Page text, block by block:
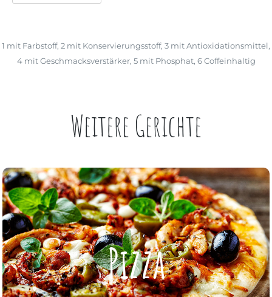
1 mit Farbstoff, 2 mit Konservierungsstoff, 3 mit Antioxidationsmittel,
4 mit Geschmacksverstärker, 5 mit Phosphat, 6Coffeinhaltig
Weitere Gerichte
Pizza
Pizza
ZUR KARTE